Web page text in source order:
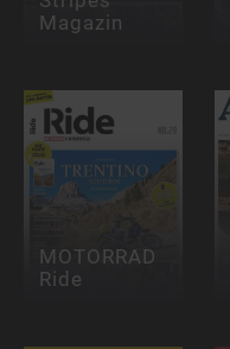
Magazin
MOTORRAD
Ride